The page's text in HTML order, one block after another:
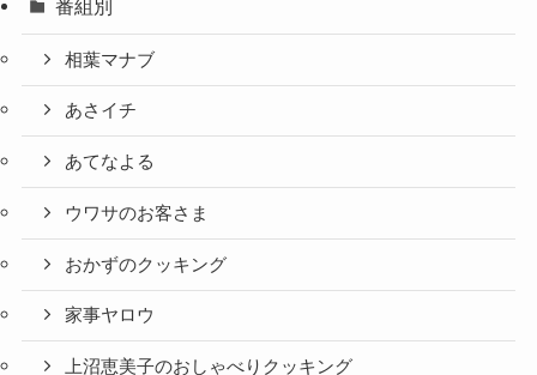
番組別
相葉マナブ
あさイチ
あてなよる
ウワサのお客さま
おかずのクッキング
家事ヤロウ
上沼恵美子のおしゃべりクッキング